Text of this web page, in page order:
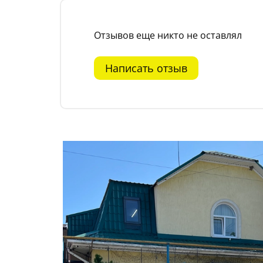
Отзывов еще никто не оставлял
Написать отзыв